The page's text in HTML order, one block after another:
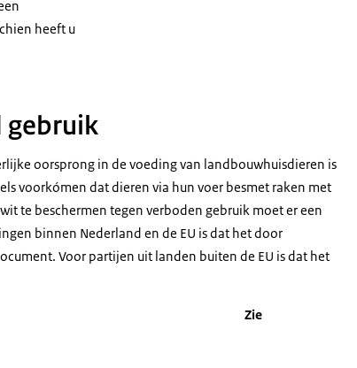
heeft u
gebruik
oorsprong in de voeding van landbouwhuisdieren is
voorkómen dat dieren via hun voer besmet raken met
te beschermen tegen verboden gebruik moet er een
binnen Nederland en de EU is dat het door
Voor partijen uit landen buiten de EU is dat het
Zie